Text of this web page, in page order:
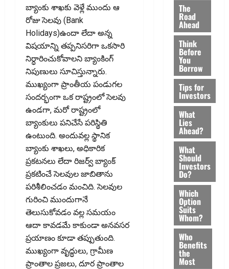
బ్యాంకు శాఖకు వెళ్లే ముందు ఆ
రోజు సెలవు (Bank
Holidays)ఉందా లేదా అన్న
విషయాన్ని తప్పనిసరిగా ఒకసారి
నిర్ధారించుకోవాలని బ్యాంకింగ్‌
నిపుణులు సూచిస్తున్నారు.
ముఖ్యంగా ప్రాంతీయ పండుగల
సందర్భంగా ఒక రాష్ట్రంలో సెలవు
ఉండగా, మరో రాష్ట్రంలో
బ్యాంకులు పనిచేసే పరిస్థితి
ఉంటుంది. అందువల్ల స్థానిక
బ్యాంకు శాఖలు, అధికారిక
ప్రకటనలు లేదా రిజర్వ్‌ బ్యాంక్‌
ప్రకటించే సెలవుల జాబితాను
పరిశీలించడం మంచిది. సెలవుల
గురించి ముందుగానే
తెలుసుకోవడం వల్ల సమయం
ఆదా కావడమే కాకుండా అనవసర
ప్రయాణం కూడా తప్పుతుంది.
ముఖ్యంగా వృద్ధులు, గ్రామీణ
ప్రాంతాల ప్రజలు, దూర ప్రాంతాల
The
Road
Ahead
Think
Before
You
Borrow
Tips for
Investors
What
Lies
Ahead?
What
Should
Investors
Do?
Which
Option
Suits
Whom?
Who
Benefits
the
Most